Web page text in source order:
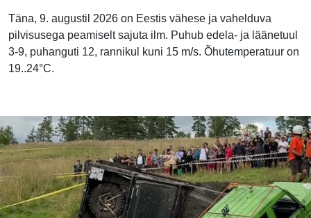
Täna, 9. augustil 2026 on Eestis vähese ja vahelduva
pilvisusega peamiselt sajuta ilm. Puhub edela- ja läänetuul
3-9, puhanguti 12, rannikul kuni 15 m/s. Õhutemperatuur on
19..24°C.